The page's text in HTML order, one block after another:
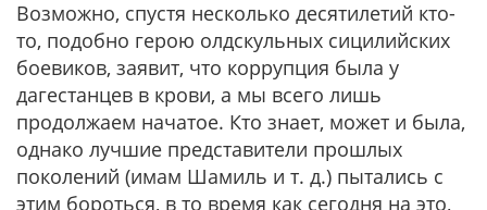
Возможно, спустя несколько десятилетий кто-
то, подобно герою олдскульных сицилийских
боевиков, заявит, что коррупция была у
дагестанцев в крови, а мы всего лишь
продолжаем начатое. Кто знает, может и была,
однако лучшие представители прошлых
поколений (имам Шамиль и т. д.) пытались с
этим бороться, в то время как сегодня на это,